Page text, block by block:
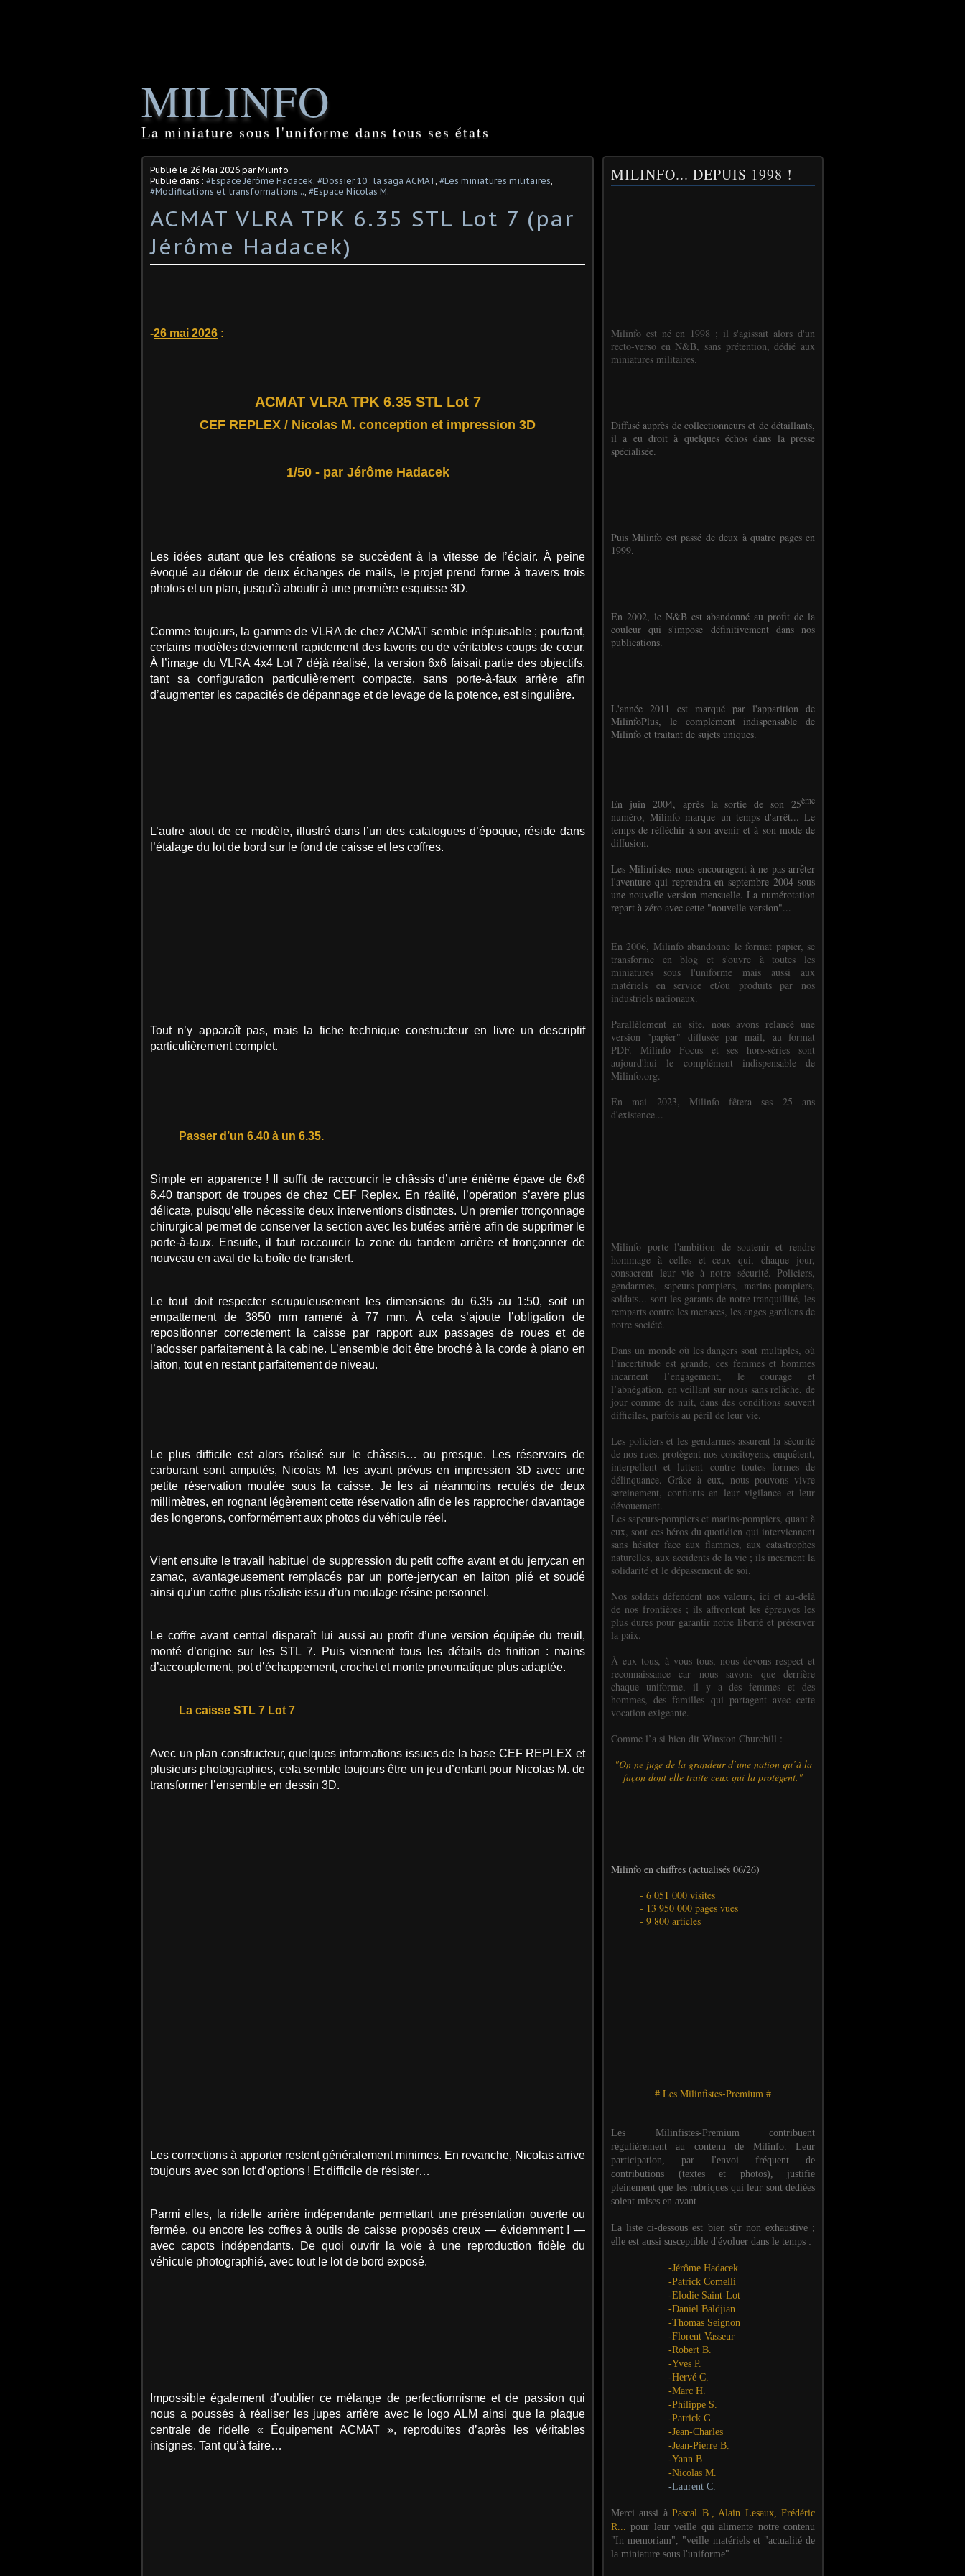
MILINFO
La miniature sous l'uniforme dans tous ses états
Publié le 26 Mai 2026 par Milinfo
Publié dans : #Espace Jérôme Hadacek, #Dossier 10 : la saga ACMAT, #Les miniatures militaires,
#Modifications et transformations..., #Espace Nicolas M.
ACMAT VLRA TPK 6.35 STL Lot 7 (par
Jérôme Hadacek)
-26 mai 2026 :
ACMAT VLRA TPK 6.35 STL Lot 7
CEF REPLEX / Nicolas M. conception et impression 3D
1/50 - par Jérôme Hadacek
Les idées autant que les créations se succèdent à la vitesse de l’éclair. À peine
évoqué au détour de deux échanges de mails, le projet prend forme à travers trois
photos et un plan, jusqu’à aboutir à une première esquisse 3D.
Comme toujours, la gamme de VLRA de chez ACMAT semble inépuisable ; pourtant,
certains modèles deviennent rapidement des favoris ou de véritables coups de cœur.
À l’image du VLRA 4x4 Lot 7 déjà réalisé, la version 6x6 faisait partie des objectifs,
tant sa configuration particulièrement compacte, sans porte-à-faux arrière afin
d’augmenter les capacités de dépannage et de levage de la potence, est singulière.
L’autre atout de ce modèle, illustré dans l’un des catalogues d’époque, réside dans
l’étalage du lot de bord sur le fond de caisse et les coffres.
Tout n’y apparaît pas, mais la fiche technique constructeur en livre un descriptif
particulièrement complet.
Passer d’un 6.40 à un 6.35.
Simple en apparence ! Il suffit de raccourcir le châssis d’une énième épave de 6x6
6.40 transport de troupes de chez CEF Replex. En réalité, l’opération s’avère plus
délicate, puisqu’elle nécessite deux interventions distinctes. Un premier tronçonnage
chirurgical permet de conserver la section avec les butées arrière afin de supprimer le
porte-à-faux. Ensuite, il faut raccourcir la zone du tandem arrière et tronçonner de
nouveau en aval de la boîte de transfert.
Le tout doit respecter scrupuleusement les dimensions du 6.35 au 1:50, soit un
empattement de 3850 mm ramené à 77 mm. À cela s’ajoute l’obligation de
repositionner correctement la caisse par rapport aux passages de roues et de
l’adosser parfaitement à la cabine. L’ensemble doit être broché à la corde à piano en
laiton, tout en restant parfaitement de niveau.
Le plus difficile est alors réalisé sur le châssis… ou presque. Les réservoirs de
carburant sont amputés, Nicolas M. les ayant prévus en impression 3D avec une
petite réservation moulée sous la caisse. Je les ai néanmoins reculés de deux
millimètres, en rognant légèrement cette réservation afin de les rapprocher davantage
des longerons, conformément aux photos du véhicule réel.
Vient ensuite le travail habituel de suppression du petit coffre avant et du jerrycan en
zamac, avantageusement remplacés par un porte-jerrycan en laiton plié et soudé
ainsi qu’un coffre plus réaliste issu d’un moulage résine personnel.
Le coffre avant central disparaît lui aussi au profit d’une version équipée du treuil,
monté d’origine sur les STL 7. Puis viennent tous les détails de finition : mains
d’accouplement, pot d’échappement, crochet et monte pneumatique plus adaptée.
La caisse STL 7 Lot 7
Avec un plan constructeur, quelques informations issues de la base CEF REPLEX et
plusieurs photographies, cela semble toujours être un jeu d’enfant pour Nicolas M. de
transformer l’ensemble en dessin 3D.
Les corrections à apporter restent généralement minimes. En revanche, Nicolas arrive
toujours avec son lot d’options ! Et difficile de résister…
Parmi elles, la ridelle arrière indépendante permettant une présentation ouverte ou
fermée, ou encore les coffres à outils de caisse proposés creux — évidemment ! —
avec capots indépendants. De quoi ouvrir la voie à une reproduction fidèle du
véhicule photographié, avec tout le lot de bord exposé.
Impossible également d’oublier ce mélange de perfectionnisme et de passion qui
nous a poussés à réaliser les jupes arrière avec le logo ALM ainsi que la plaque
centrale de ridelle « Équipement ACMAT », reproduites d’après les véritables
insignes. Tant qu’à faire…
MILINFO... DEPUIS 1998 !
Milinfo est né en 1998 ; il s'agissait alors d'un
recto-verso en N&B, sans prétention, dédié aux
miniatures militaires.
Diffusé auprès de collectionneurs et de détaillants,
il a eu droit à quelques échos dans la presse
spécialisée.
Puis Milinfo est passé de deux à quatre pages en
1999.
En 2002, le N&B est abandonné au profit de la
couleur qui s'impose définitivement dans nos
publications.
L'année 2011 est marqué par l'apparition de
MilinfoPlus, le complément indispensable de
Milinfo et traitant de sujets uniques.
En juin 2004, après la sortie de son 25ème
numéro, Milinfo marque un temps d'arrêt... Le
temps de réfléchir à son avenir et à son mode de
diffusion.
Les Milinfistes nous encouragent à ne pas arrêter
l'aventure qui reprendra en septembre 2004 sous
une nouvelle version mensuelle. La numérotation
repart à zéro avec cette "nouvelle version"...
En 2006, Milinfo abandonne le format papier, se
transforme en blog et s'ouvre à toutes les
miniatures sous l'uniforme mais aussi aux
matériels en service et/ou produits par nos
industriels nationaux.
Parallèlement au site, nous avons relancé une
version "papier" diffusée par mail, au format
PDF. Milinfo Focus et ses hors-séries sont
aujourd'hui le complément indispensable de
Milinfo.org.
En mai 2023, Milinfo fêtera ses 25 ans
d'existence...
Milinfo porte l'ambition de soutenir et rendre
hommage à celles et ceux qui, chaque jour,
consacrent leur vie à notre sécurité. Policiers,
gendarmes, sapeurs-pompiers, marins-pompiers,
soldats... sont les garants de notre tranquillité, les
remparts contre les menaces, les anges gardiens de
notre société.
Dans un monde où les dangers sont multiples, où
l’incertitude est grande, ces femmes et hommes
incarnent l’engagement, le courage et
l’abnégation, en veillant sur nous sans relâche, de
jour comme de nuit, dans des conditions souvent
difficiles, parfois au péril de leur vie.
Les policiers et les gendarmes assurent la sécurité
de nos rues, protègent nos concitoyens, enquêtent,
interpellent et luttent contre toutes formes de
délinquance. Grâce à eux, nous pouvons vivre
sereinement, confiants en leur vigilance et leur
dévouement.
Les sapeurs-pompiers et marins-pompiers, quant à
eux, sont ces héros du quotidien qui interviennent
sans hésiter face aux flammes, aux catastrophes
naturelles, aux accidents de la vie ; ils incarnent la
solidarité et le dépassement de soi.
Nos soldats défendent nos valeurs, ici et au-delà
de nos frontières ; ils affrontent les épreuves les
plus dures pour garantir notre liberté et préserver
la paix.
À eux tous, à vous tous, nous devons respect et
reconnaissance car nous savons que derrière
chaque uniforme, il y a des femmes et des
hommes, des familles qui partagent avec cette
vocation exigeante.
Comme l’a si bien dit Winston Churchill :
"On ne juge de la grandeur d’une nation qu’à la
façon dont elle traite ceux qui la protègent."
Milinfo en chiffres (actualisés 06/26)
- 6 051 000 visites
- 13 950 000 pages vues
- 9 800 articles
# Les Milinfistes-Premium #
Les Milinfistes-Premium contribuent
régulièrement au contenu de Milinfo. Leur
participation, par l'envoi fréquent de
contributions (textes et photos), justifie
pleinement que les rubriques qui leur sont dédiées
soient mises en avant.
La liste ci-dessous est bien sûr non exhaustive ;
elle est aussi susceptible d'évoluer dans le temps :
-Jérôme Hadacek
-Patrick Comelli
-Elodie Saint-Lot
-Daniel Baldjian
-Thomas Seignon
-Florent Vasseur
-Robert B.
-Yves P.
-Hervé C.
-Marc H.
-Philippe S.
-Patrick G.
-Jean-Charles
-Jean-Pierre B.
-Yann B.
-Nicolas M.
-Laurent C.
Merci aussi àPascal B., Alain Lesaux, Frédéric
R...pour leur veille qui alimente notre contenu
"In memoriam", "veille matériels et "actualité de
la miniature sous l'uniforme".